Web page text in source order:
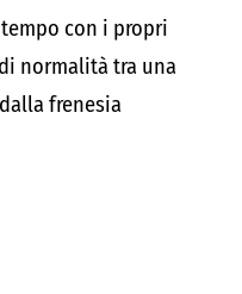
con i propri
normalità tra una
frenesia